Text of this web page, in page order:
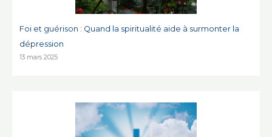
Foi et guérison : Quand la spiritualité aide à surmonter la
dépression
13 mars 2025